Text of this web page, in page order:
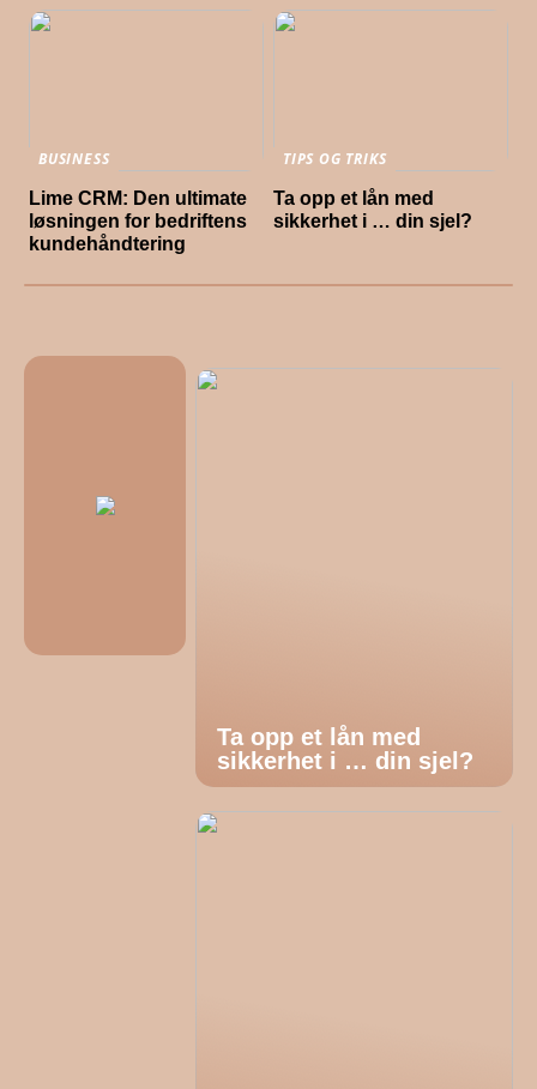
BUSINESS
Lime CRM: Den ultimate
løsningen for bedriftens
kundehåndtering
TIPS OG TRIKS
Ta opp et lån med
sikkerhet i … din sjel?
Ta opp et lån med
sikkerhet i … din sjel?